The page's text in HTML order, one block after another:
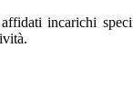
incarichi